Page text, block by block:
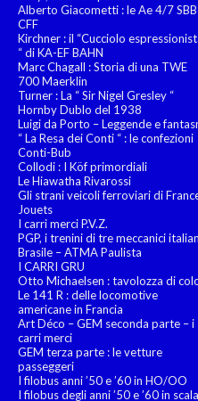
Alberto Giacometti : le Ae 4/7
CFF
Kirchner : il “Cucciolo
“ di KA-EF BAHN
Marc Chagall : Storia di una TWE
700 Maerklin
Turner : La “ Sir Nigel Gresley “
Hornby Dublo del 1938
Luigi da Porto – Leggende e
“ La Resa dei Conti “ : le confezioni
Conti-Bub
Collodi : I Köf primordiali
Le Hiawatha Rivarossi
Gli strani veicoli ferroviari di
Jouets
I carri merci P.V.Z.
PGP, i trenini di tre meccanici
Brasile – ATMA Paulista
I CARRI GRU
Otto Michaelsen : tavolozza di
Le 141 R : delle locomotive
americane in Francia
Art Déco – GEM seconda parte – i
carri merci
GEM terza parte : le vetture
passeggeri
I filobus anni ’50 e ’60 in HO/OO
I filobus degli anni ’50 e ’60 in scala